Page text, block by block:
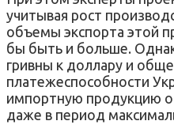
учитывая рост
объемы экспорта этой
бы быть и больше.
гривны к доллару и
платежеспособности
импортную продукцию
даже в период